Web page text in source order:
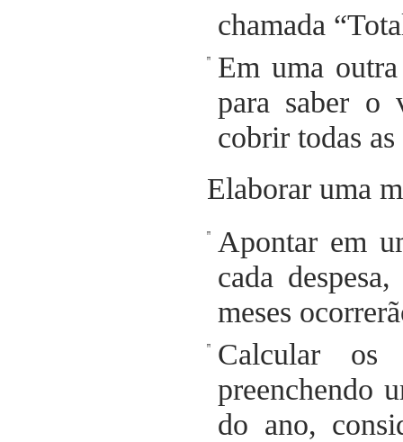
chamada
Em uma
para saber o
cobrir todas as
Elaborar uma
Apontar em
cada
meses
Calcular os
preenchendo
do ano,